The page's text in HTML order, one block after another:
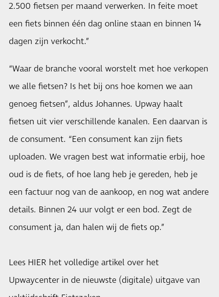
2.500 fietsen per maand verwerken. In feite moet
een fiets binnen één dag online staan en binnen 14
dagen zijn verkocht.”
“Waar de branche vooral worstelt met hoe verkopen
we alle fietsen? Is het bij ons hoe komen we aan
genoeg fietsen”, aldus Johannes. Upway haalt
fietsen uit vier verschillende kanalen. Een daarvan is
de consument. “Een consument kan zijn fiets
uploaden. We vragen best wat informatie erbij, hoe
oud is de fiets, of hoe lang heb je gereden, heb je
een factuur nog van de aankoop, en nog wat andere
details. Binnen 24 uur volgt er een bod. Zegt de
consument ja, dan halen wij de fiets op.”
Lees HIER het volledige artikel over het
Upwaycenter in de nieuwste (digitale) uitgave van